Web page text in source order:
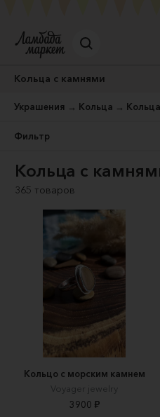
Кольца с камнями
Украшения → Кольца →
Фильтр
Кольца с
365 товаров
Кольцо с морским камнем
Voyager jewelry
3900 ₽